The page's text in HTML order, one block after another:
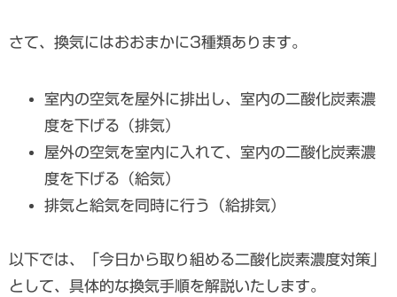
さて、換気にはおおまかに3種類あります。
室内の空気を屋外に排出し、室内の二酸化炭素濃
度を下げる（排気）
屋外の空気を室内に入れて、室内の二酸化炭素濃
度を下げる（給気）
排気と給気を同時に行う（給排気）
以下では、「今日から取り組める二酸化炭素濃度対策」
として、具体的な換気手順を解説いたします。